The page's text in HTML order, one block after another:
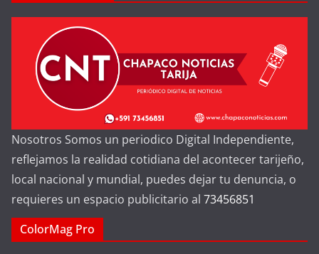
Nosotros Somos un periodico Digital Independiente,
reflejamos la realidad cotidiana del acontecer tarijeño,
local nacional y mundial, puedes dejar tu denuncia, o
requieres un espacio publicitario al 73456851
ColorMag Pro